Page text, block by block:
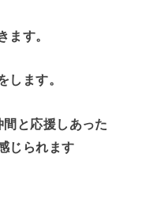
ます。
します。
間と応援しあった
じられます